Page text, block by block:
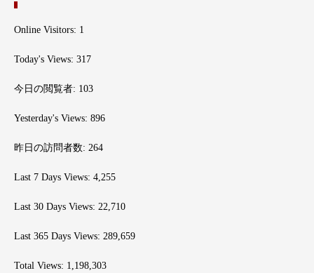
Online Visitors: 1
Today's Views: 317
今日の閲覧者: 103
Yesterday's Views: 896
昨日の訪問者数: 264
Last 7 Days Views: 4,255
Last 30 Days Views: 22,710
Last 365 Days Views: 289,659
Total Views: 1,198,303